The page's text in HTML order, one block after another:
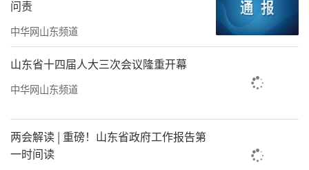
问责
中华网山东频道
山东省十四届人大三次会议隆重开幕
中华网山东频道
两会解读 | 重磅！山东省政府工作报告第
一时间读